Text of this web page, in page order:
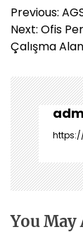
Y
a
z
g
e
z
i
n
m
e
i
Previous:
Next: Ofis
Çalışma
You May